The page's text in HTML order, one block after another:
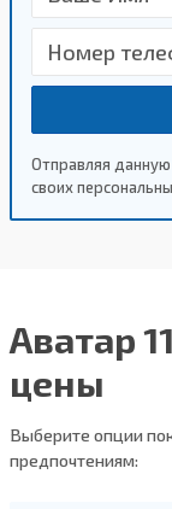
Отправляя
своих
Аватар
цены
Выберите опции
предпочтениям: